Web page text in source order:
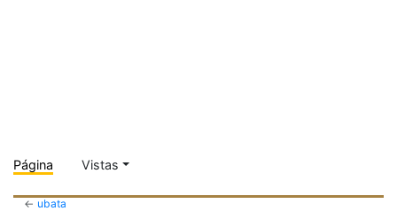
Página Vistas
← ubata